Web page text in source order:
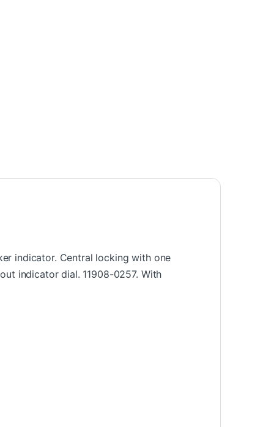
indicator. Central locking with one
indicator dial. 11908-0257. With